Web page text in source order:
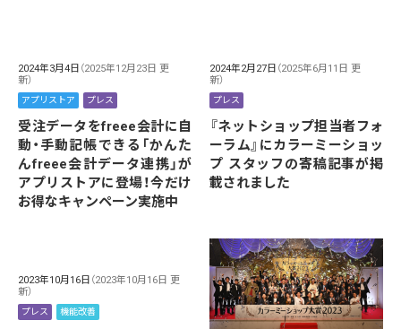
2024年3月4日 （2025年12月23日 更
新）
アプリストア プレス
受注データをfreee会計に自
動・手動記帳できる「かんた
んfreee会計データ連携」が
アプリストアに登場！今だけ
お得なキャンペーン実施中
2024年2月27日 （2025年6月11日 更
新）
プレス
『ネットショップ担当者フォ
ーラム』にカラーミーショッ
プ スタッフの寄稿記事が掲
載されました
2023年10月16日 （2023年10月16日 更
新）
プレス 機能改善